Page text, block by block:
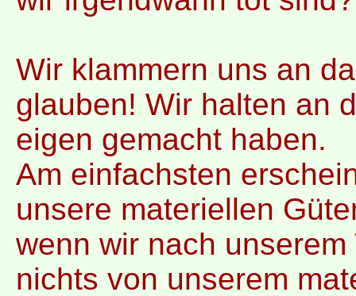
Wir klammern uns an
glauben! Wir halten an
eigen gemacht haben.
Am einfachsten
unsere materiellen
wenn wir nach unserem
nichts von unserem